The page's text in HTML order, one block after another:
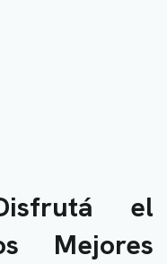
el
Mejores